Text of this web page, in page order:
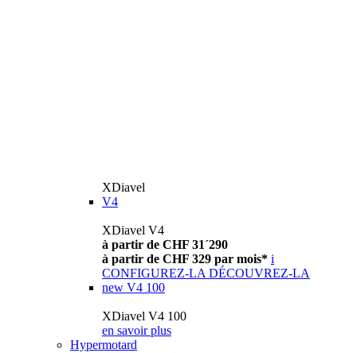
XDiavel
V4
XDiavel V4
à partir de CHF 31´290
à partir de CHF 329 par mois* i
CONFIGUREZ-LA DÉCOUVREZ-LA
new V4 100
XDiavel V4 100
en savoir plus
Hypermotard